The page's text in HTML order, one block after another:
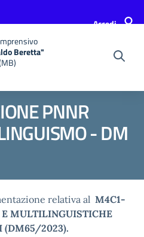
Accedi
Beretta"
PNNR
- DM
relativa al M4C1-
E MULTILINGUISTICHE
(DM65/2023).